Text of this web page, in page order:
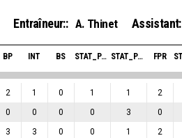
Entraîneur:: A. Thinet Assistant:
BP INT BS STAT_PERSONMATCH_BASKETBALL_SBLOCKSRECEIVED_ABBREV STAT_PERSONMATCH_BASKETBALL_SFOULSPERSONAL_ABBREV FPR
2 1 0 1 1 2
0 0 0 0 3 0
3 3 0 0 1 2